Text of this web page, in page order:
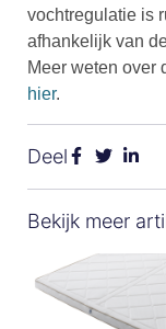
vochtregulatie is
afhankelijk van
Meer weten over
hier.
Deel
Bekijk meer